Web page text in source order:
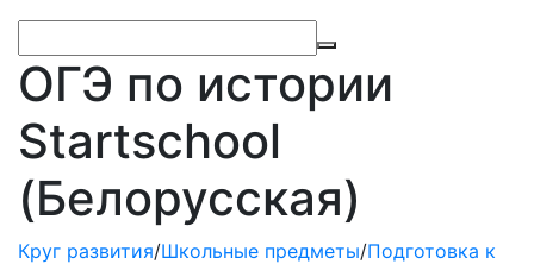
ОГЭ по истории
Startschool
(Белорусская)
Круг развития/Школьные предметы/Подготовка к